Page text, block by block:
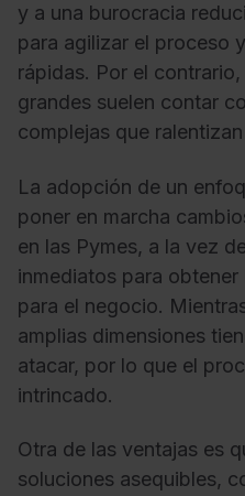
y a una burocracia
para agilizar el proceso
rápidas. Por el
grandes suelen contar
complejas que
La adopción de un
poner en marcha
en las Pymes, a la vez
inmediatos para
para el negocio.
amplias dimensiones
atacar, por lo que el
intrincado.
Otra de las ventajas es
soluciones asequibles,